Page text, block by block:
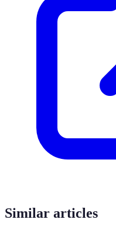
Similar articles